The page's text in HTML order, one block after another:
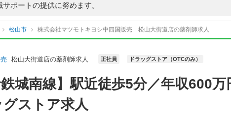
ポートの提供に努めます。
松山市 株式会社マツモトキヨシ中四国販売 松山大街道店の薬剤師求人
松山大街道店の薬剤師求人 正社員 ドラッグストア（OTCのみ）
鉄城南線】駅近徒歩5分／年収600
ストア求人